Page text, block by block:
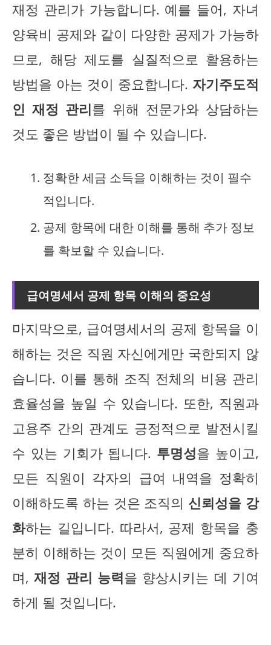
재정 관리가 가능합니다. 예를 들어, 자녀
양육비 공제와 같이 다양한 공제가 가능하
므로, 해당 제도를 실질적으로 활용하는
방법을 아는 것이 중요합니다. 자기주도적
인 재정 관리를 위해 전문가와 상담하는
것도 좋은 방법이 될 수 있습니다.
정확한 세금 소득을 이해하는 것이 필수
적입니다.
공제 항목에 대한 이해를 통해 추가 정보
를 확보할 수 있습니다.
급여명세서 공제 항목 이해의 중요성
마지막으로, 급여명세서의 공제 항목을 이
해하는 것은 직원 자신에게만 국한되지 않
습니다. 이를 통해 조직 전체의 비용 관리
효율성을 높일 수 있습니다. 또한, 직원과
고용주 간의 관계도 긍정적으로 발전시킬
수 있는 기회가 됩니다. 투명성을 높이고,
모든 직원이 각자의 급여 내역을 정확히
이해하도록 하는 것은 조직의 신뢰성을 강
화하는 길입니다. 따라서, 공제 항목을 충
분히 이해하는 것이 모든 직원에게 중요하
며,재정 관리 능력을 향상시키는 데 기여
하게 될 것입니다.